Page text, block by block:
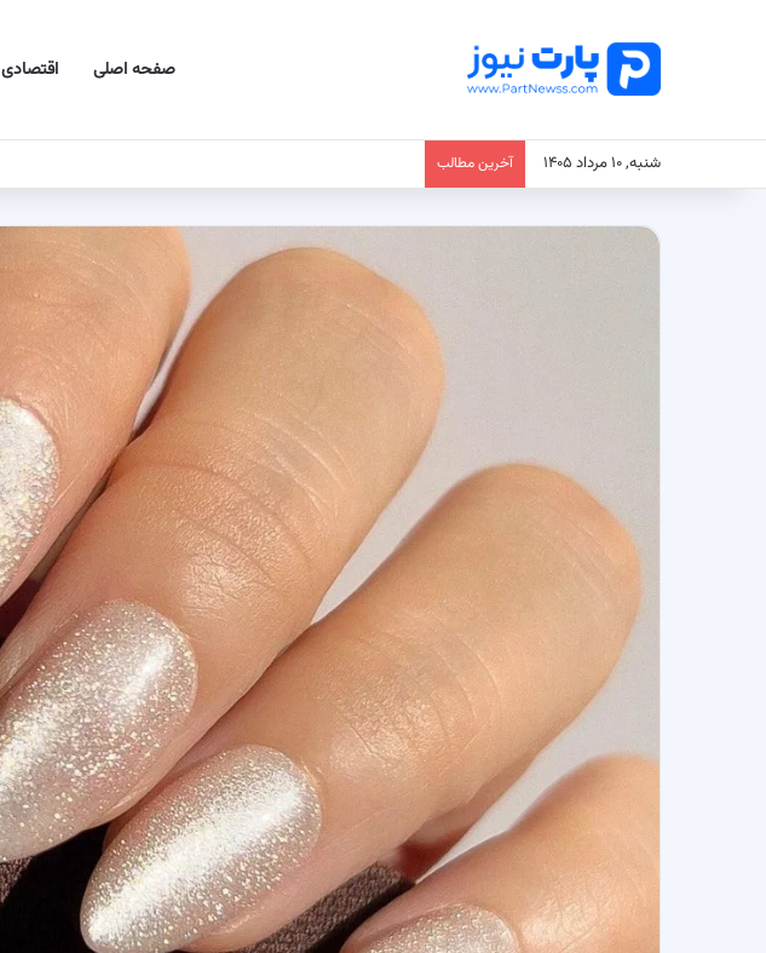
صفحه اصلی اقتصادی
شنبه, ۱۰ مرداد ۱۴۰۵ آخرین مطالب